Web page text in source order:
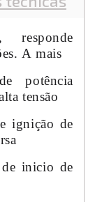
A mais
potência
tensão
ignição de
de inicio de